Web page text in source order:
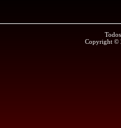
Copyright ©